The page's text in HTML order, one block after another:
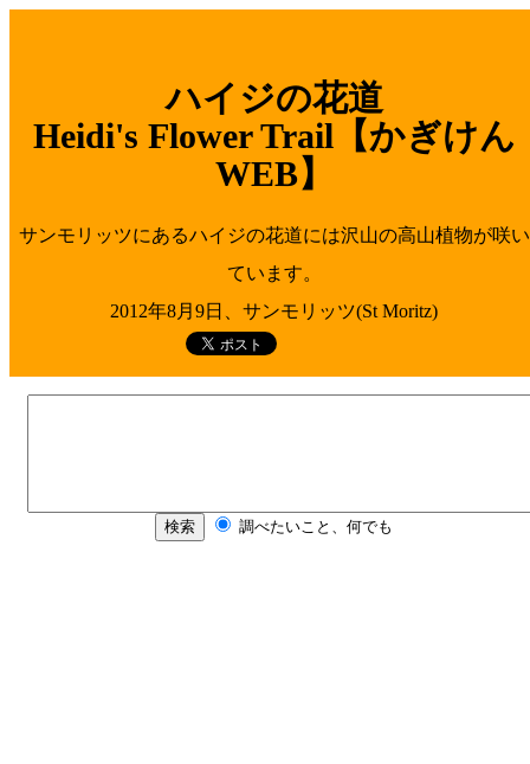
ハイジの花道
Heidi's Flower Trail【かぎけん
WEB】
サンモリッツにあるハイジの花道には沢山の高山植物が咲い
ています。
2012年8月9日、サンモリッツ(St Moritz)